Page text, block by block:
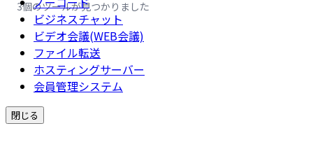
ビジネスチャット
ビデオ会議(WEB会議)
ファイル転送
ホスティングサーバー
会員管理システム
閉じる
3個のツールが見つかりました